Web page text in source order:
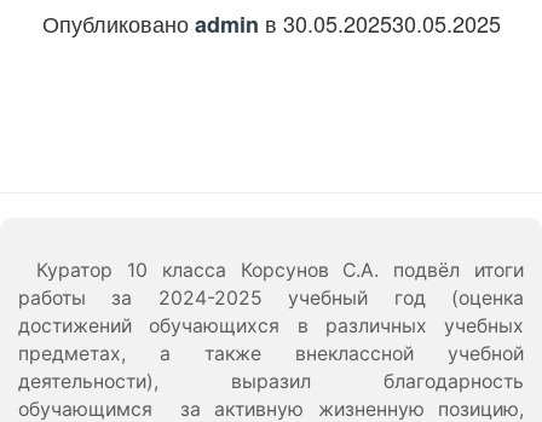
Опубликованоadmin в 30.05.202530.05.2025
Куратор 10 класса Корсунов С.А. подвёл итоги
работы за 2024-2025 учебный год (оценка
достижений обучающихся в различных учебных
предметах, а также внеклассной учебной
деятельности), выразил благодарность
обучающимся за активную жизненную позицию,